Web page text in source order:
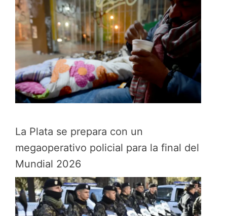
La Plata se prepara con un
megaoperativo policial para la final del
Mundial 2026